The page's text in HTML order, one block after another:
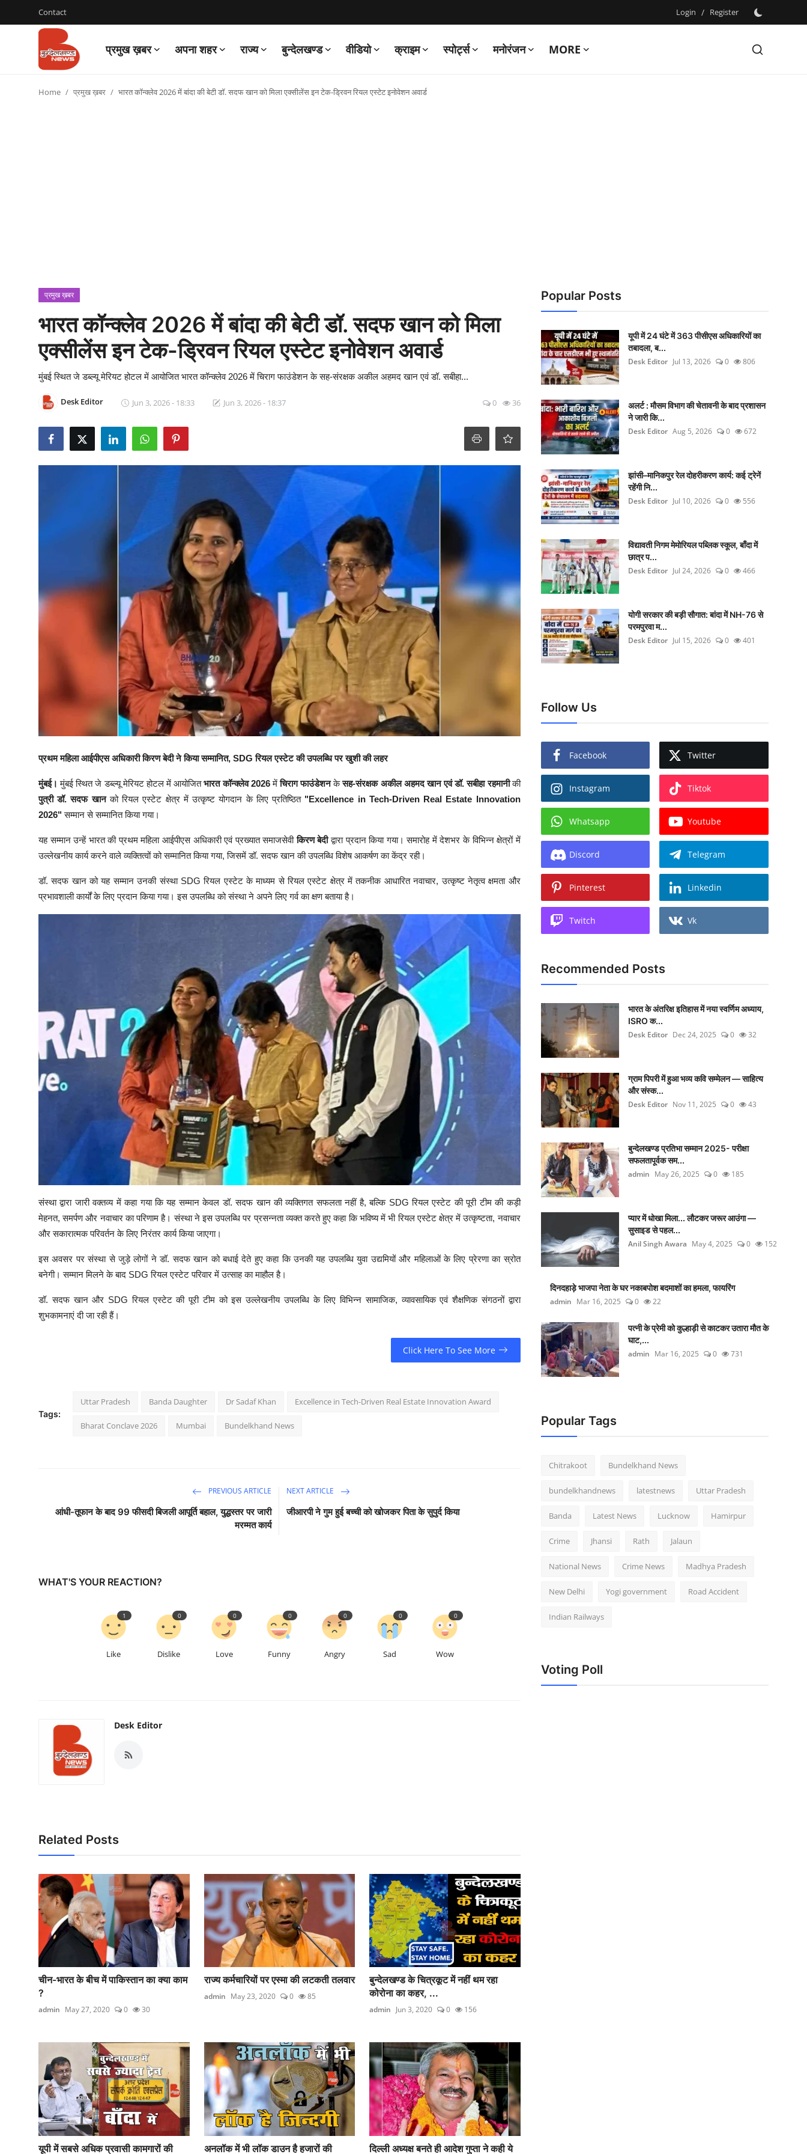
Contact Login / Register
प्रमुख ख़बर अपना शहर राज्य बुन्देलखण्ड वीडियो क्राइम स्पोर्ट्स मनोरंजन MORE
Login
Home प्रमुख ख़बर भारत कॉन्क्लेव 2026 में बांदा की बेटी डॉ. सदफ खान को मिला एक्सीलेंस इन टेक-ड्रिवन रियल एस्टेट इनोवेशन अवार्ड
प्रमुख ख़बर
भारत कॉन्क्लेव 2026 में बांदा की बेटी डॉ. सदफ खान को मिला
एक्सीलेंस इन टेक-ड्रिवन रियल एस्टेट इनोवेशन अवार्ड
मुंबई स्थित जे डब्ल्यू मेरियट होटल में आयोजित भारत कॉन्क्लेव 2026 में चिराग फाउंडेशन के सह-संरक्षक अकील अहमद खान एवं डॉ. सबीहा...
Desk Editor Jun 3, 2026 - 18:33 Jun 3, 2026 - 18:37 0 36
प्रथम महिला आईपीएस अधिकारी किरण बेदी ने किया सम्मानित, SDG रियल एस्टेट की उपलब्धि पर खुशी की लहर
मुंबई। मुंबई स्थित जे डब्ल्यू मेरियट होटल में आयोजितभारत कॉन्क्लेव 2026मेंचिराग फाउंडेशनकेसह-संरक्षक अकील अहमद खान एवं डॉ. सबीहा रहमानीकी
पुत्री डॉ. सदफ खानको रियल एस्टेट क्षेत्र में उत्कृष्ट योगदान के लिए प्रतिष्ठित "Excellence in Tech-Driven Real Estate Innovation
2026" सम्मान से सम्मानित किया गया।
यह सम्मान उन्हें भारत की प्रथम महिला आईपीएस अधिकारी एवं प्रख्यात समाजसेवीकिरण बेदीद्वारा प्रदान किया गया। समारोह में देशभर के विभिन्न क्षेत्रों में
उल्लेखनीय कार्य करने वाले व्यक्तित्वों को सम्मानित किया गया, जिसमें डॉ. सदफ खान की उपलब्धि विशेष आकर्षण का केंद्र रही।
डॉ. सदफ खान को यह सम्मान उनकी संस्था SDG रियल एस्टेट के माध्यम से रियल एस्टेट क्षेत्र में तकनीक आधारित नवाचार, उत्कृष्ट नेतृत्व क्षमता और
प्रभावशाली कार्यों के लिए प्रदान किया गया। इस उपलब्धि को संस्था ने अपने लिए गर्व का क्षण बताया है।
संस्था द्वारा जारी वक्तव्य में कहा गया कि यह सम्मान केवल डॉ. सदफ खान की व्यक्तिगत सफलता नहीं है, बल्कि SDG रियल एस्टेट की पूरी टीम की कड़ी
मेहनत, समर्पण और नवाचार का परिणाम है। संस्था ने इस उपलब्धि पर प्रसन्नता व्यक्त करते हुए कहा कि भविष्य में भी रियल एस्टेट क्षेत्र में उत्कृष्टता, नवाचार
और सकारात्मक परिवर्तन के लिए निरंतर कार्य किया जाएगा।
इस अवसर पर संस्था से जुड़े लोगों ने डॉ. सदफ खान को बधाई देते हुए कहा कि उनकी यह उपलब्धि युवा उद्यमियों और महिलाओं के लिए प्रेरणा का स्रोत
बनेगी। सम्मान मिलने के बाद SDG रियल एस्टेट परिवार में उत्साह का माहौल है।
डॉ. सदफ खान और SDG रियल एस्टेट की पूरी टीम को इस उल्लेखनीय उपलब्धि के लिए विभिन्न सामाजिक, व्यावसायिक एवं शैक्षणिक संगठनों द्वारा
शुभकामनाएं दी जा रही हैं।
Click Here To See More
Tags:
Uttar Pradesh Banda Daughter Dr Sadaf Khan Excellence in Tech-Driven Real Estate Innovation Award
Bharat Conclave 2026 Mumbai Bundelkhand News
PREVIOUS ARTICLE
आंधी-तूफान के बाद 99 फीसदी बिजली आपूर्ति बहाल, युद्धस्तर पर जारी
मरम्मत कार्य
NEXT ARTICLE
जीआरपी ने गुम हुई बच्ची को खोजकर पिता के सुपुर्द किया
WHAT'S YOUR REACTION?
Like
1
Dislike
0
Love
0
Funny
0
Angry
0
Sad
0
Wow
0
Desk Editor
Related Posts
चीन-भारत के बीच में पाकिस्तान का क्या काम
?
admin May 27, 2020 0 30
राज्य कर्मचारियों पर एस्मा की लटकती तलवार
admin May 23, 2020 0 85
बुन्देलखण्ड के चित्रकूट में नहीं थम रहा
कोरोना का कहर, ...
admin Jun 3, 2020 0 156
यूपी में सबसे अधिक प्रवासी कामगारों की अनलॉक में भी लॉक डाउन है हजारों की दिल्ली अध्यक्ष बनते ही आदेश गुप्ता ने कही ये
Popular Posts
यूपी में 24 घंटे में 363 पीसीएस अधिकारियों का
तबादला, ब...
Desk Editor Jul 13, 2026 0 806
अलर्ट : मौसम विभाग की चेतावनी के बाद प्रशासन
ने जारी कि...
Desk Editor Aug 5, 2026 0 672
झांसी–मानिकपुर रेल दोहरीकरण कार्य: कई ट्रेनें
रहेंगी नि...
Desk Editor Jul 10, 2026 0 556
विद्यावती निगम मेमोरियल पब्लिक स्कूल, बाँदा में
छात्र प...
Desk Editor Jul 24, 2026 0 466
योगी सरकार की बड़ी सौगात: बांदा में NH-76 से
परमपुरवा म...
Desk Editor Jul 15, 2026 0 401
Follow Us
Facebook Twitter
Instagram Tiktok
Whatsapp Youtube
Discord Telegram
Pinterest Linkedin
Twitch Vk
Recommended Posts
भारत के अंतरिक्ष इतिहास में नया स्वर्णिम अध्याय,
ISRO क...
Desk Editor Dec 24, 2025 0 32
ग्राम पिपरी में हुआ भव्य कवि सम्मेलन — साहित्य
और संस्क...
Desk Editor Nov 11, 2025 0 43
बुन्देलखण्ड प्रतिभा सम्मान 2025- परीक्षा
सफलतापूर्वक सम...
admin May 26, 2025 0 185
प्यार में धोखा मिला... लौटकर जरूर आउंगा —
सुसाइड से पहल...
Anil Singh Awara May 4, 2025 0 152
दिनदहाड़े भाजपा नेता के घर नकाबपोश बदमाशों का हमला, फायरिंग
admin Mar 16, 2025 0 22
पत्नी के प्रेमी को कुल्हाड़ी से काटकर उतारा मौत के
घाट,...
admin Mar 16, 2025 0 731
Popular Tags
Chitrakoot Bundelkhand News
bundelkhandnews latestnews Uttar Pradesh
Banda Latest News Lucknow Hamirpur
Crime Jhansi Rath Jalaun
National News Crime News Madhya Pradesh
New Delhi Yogi government Road Accident
Indian Railways
Voting Poll